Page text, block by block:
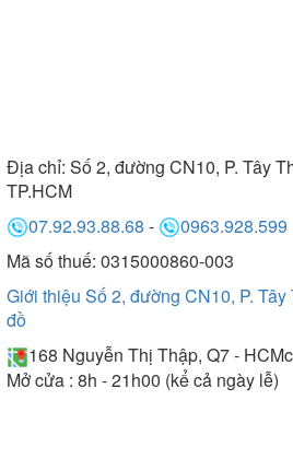
Địa chỉ: Số 2, đường CN10, P. Tây
TP.HCM
07.92.93.88.68 -
0963.928.599
Mã số thuế: 0315000860-003
Giới thiệu Số 2, đường CN10, P.
đồ
168 Nguyễn Thị Thập, Q7 - HCM
Mở cửa : 8h - 21h00 (kể cả ngày lễ)